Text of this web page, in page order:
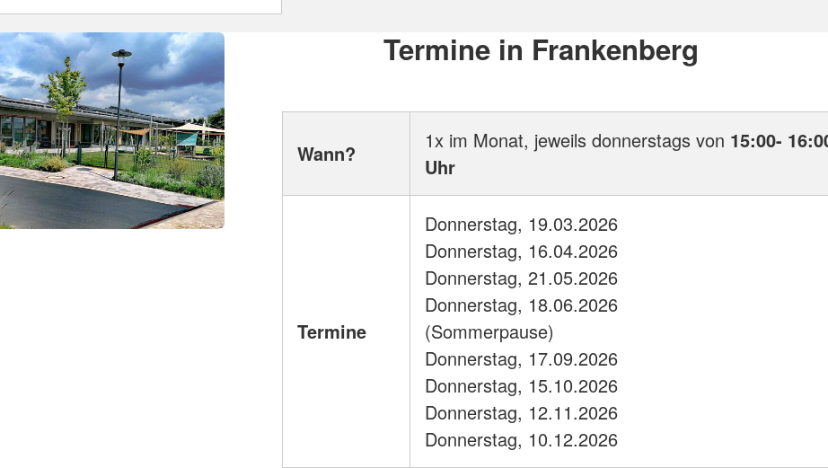
Termine in Frankenberg
Wann?
1x im Monat, jeweils donnerstags von 15:00-
Uhr
Termine
Donnerstag, 19.03.2026
Donnerstag, 16.04.2026
Donnerstag, 21.05.2026
Donnerstag, 18.06.2026
(Sommerpause)
Donnerstag, 17.09.2026
Donnerstag, 15.10.2026
Donnerstag, 12.11.2026
Donnerstag, 10.12.2026